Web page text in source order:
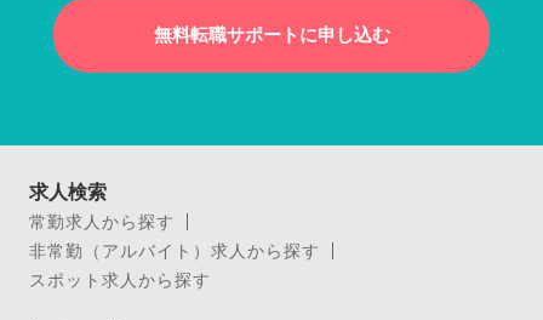
無料転職サポートに申し込む
求人検索
常勤求人から探す
非常勤（アルバイト）求人から探す
スポット求人から探す